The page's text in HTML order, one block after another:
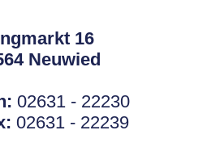
16
Neuwied
02631 - 22230
02631 - 22239